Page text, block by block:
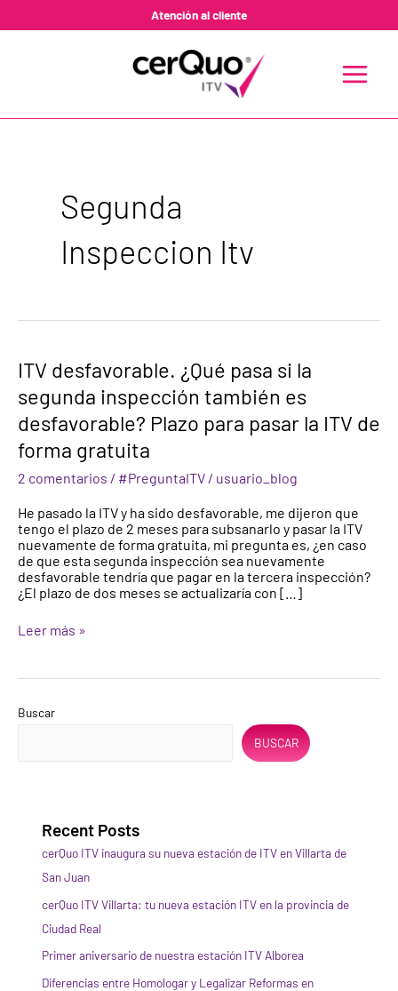
Atención al cliente
MENU
Segunda
Inspeccion Itv
ITV desfavorable. ¿Qué pasa si la
segunda inspección también es
desfavorable? Plazo para pasar la ITV de
forma gratuita
2 comentarios / #PreguntaITV / usuario_blog
He pasado la ITV y ha sido desfavorable, me dijeron que
tengo el plazo de 2 meses para subsanarlo y pasar la ITV
nuevamente de forma gratuita, mi pregunta es, ¿en caso
de que esta segunda inspección sea nuevamente
desfavorable tendría que pagar en la tercera inspección?
¿El plazo de dos meses se actualizaría con […]
ITV
desfavorable.
¿Qué
pasa
si
la
segunda
inspección
es
desfavorable?
Plazo
para
pasar
la
ITV
forma
Leer más »
Buscar
BUSCAR
Recent Posts
cerQuo ITV inaugura su nueva estación de ITV en Villarta de
San Juan
cerQuo ITV Villarta: tu nueva estación ITV en la provincia de
Ciudad Real
Primer aniversario de nuestra estación ITV Alborea
Diferencias entre Homologar y Legalizar Reformas en